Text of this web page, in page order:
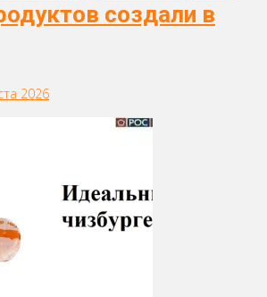
создали в
2026